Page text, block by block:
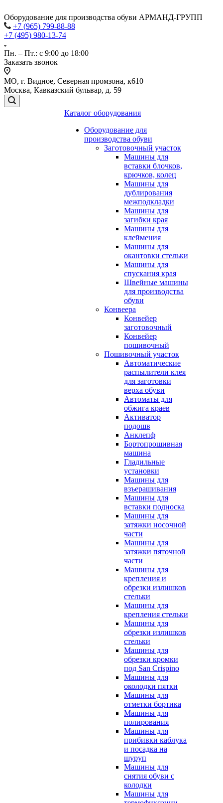
Оборудование для производства обуви АРМАНД-ГРУПП
+7 (965) 799-88-88
+7 (495) 980-13-74
Пн. – Пт.: с 9:00 до 18:00
Заказать звонок
МО, г. Видное, Северная промзона, к610
Москва, Кавказский бульвар, д. 59
Каталог оборудования
Оборудование для
производства обуви
Заготовочный участок
Машины для
вставки блочков,
крючков, колец
Машины для
дублирования
межподкладки
Машины для
загибки края
Машины для
клеймения
Машины для
окантовки стельки
Машины для
спускания края
Швейные машины
для производства
обуви
Конвеера
Конвейер
заготовочный
Конвейер
пошивочный
Пошивочный участок
Автоматические
распылители клея
для заготовки
верха обуви
Автоматы для
обжига краев
Активатор
подошв
Анклепф
Бортопрошивная
машина
Гладильные
установки
Машины для
взъерашивания
Машины для
вставки подноска
Машины для
затяжки носочной
части
Машины для
затяжки пяточной
части
Машины для
крепления и
обрезки излишков
стельки
Машины для
крепления стельки
Машины для
обрезки излишков
стельки
Машины для
обрезки кромки
под San Crispino
Машины для
околодки пятки
Машины для
отметки бортика
Машины для
полирования
Машины для
прибивки каблука
и посадка на
шуруп
Машины для
снятия обуви с
колодки
Машины для